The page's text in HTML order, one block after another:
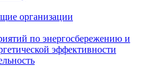
организации
по энергосбережению и
эффективности